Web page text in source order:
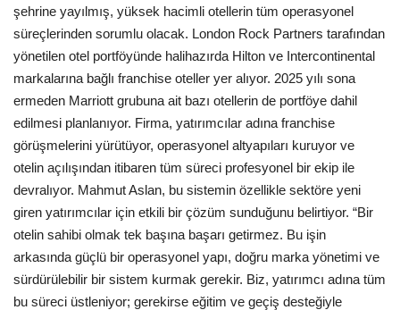
Sağlık
Etkinlik
Teknoloji
Hakkımızda
Galeri
İletişim
Dilim
şehrine yayılmış, yüksek hacimli otellerin tüm operasyonel
süreçlerinden sorumlu olacak. London Rock Partners tarafından
yönetilen otel portföyünde halihazırda Hilton ve Intercontinental
markalarına bağlı franchise oteller yer alıyor. 2025 yılı sona
ermeden Marriott grubuna ait bazı otellerin de portföye dahil
edilmesi planlanıyor. Firma, yatırımcılar adına franchise
görüşmelerini yürütüyor, operasyonel altyapıları kuruyor ve
otelin açılışından itibaren tüm süreci profesyonel bir ekip ile
devralıyor. Mahmut Aslan, bu sistemin özellikle sektöre yeni
giren yatırımcılar için etkili bir çözüm sunduğunu belirtiyor. “Bir
otelin sahibi olmak tek başına başarı getirmez. Bu işin
arkasında güçlü bir operasyonel yapı, doğru marka yönetimi ve
sürdürülebilir bir sistem kurmak gerekir. Biz, yatırımcı adına tüm
bu süreci üstleniyor; gerekirse eğitim ve geçiş desteğiyle